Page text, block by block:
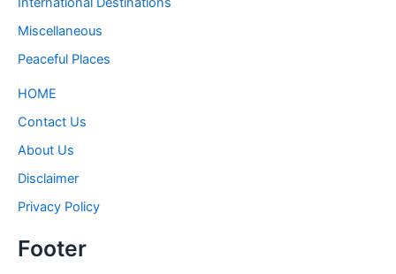
Miscellaneous
Peaceful Places
HOME
Contact Us
About Us
Disclaimer
Privacy Policy
Footer